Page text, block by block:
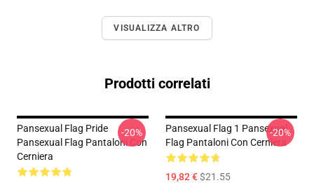
VISUALIZZA ALTRO
Prodotti correlati
Pansexual Flag Pride
Pansexual Flag Pantaloni Con
Cerniera
-20%
Pansexual Flag 1 Pansexual
Flag Pantaloni Con Cerniera
19,82 €$21.55
-20%